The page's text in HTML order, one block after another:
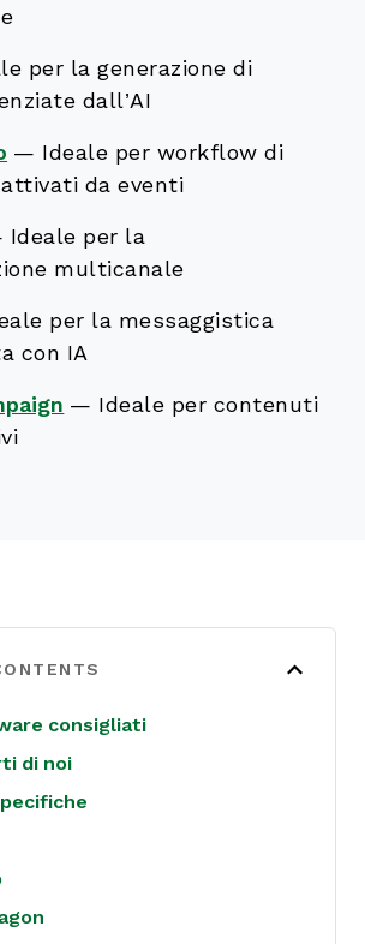
per la generazione di
dall’AI
— Ideale per workflow di
da eventi
Ideale per la
multicanale
per la messaggistica
con IA
— Ideale per contenuti
consigliati
di noi